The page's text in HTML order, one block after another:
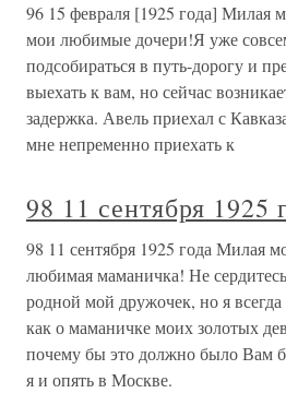
96 15 февраля [1925 года] Милая
мои любимые дочери!Я уже
подсобираться в путь-дорогу и
выехать к вам, но сейчас
задержка. Авель приехал с
мне непременно приехать к
98 11 сентября 1925
98 11 сентября 1925 года Милая
любимая маманичка! Не
родной мой дружочек, но я
как о маманичке моих золотых
почему бы это должно было Вам
я и опять в Москве.